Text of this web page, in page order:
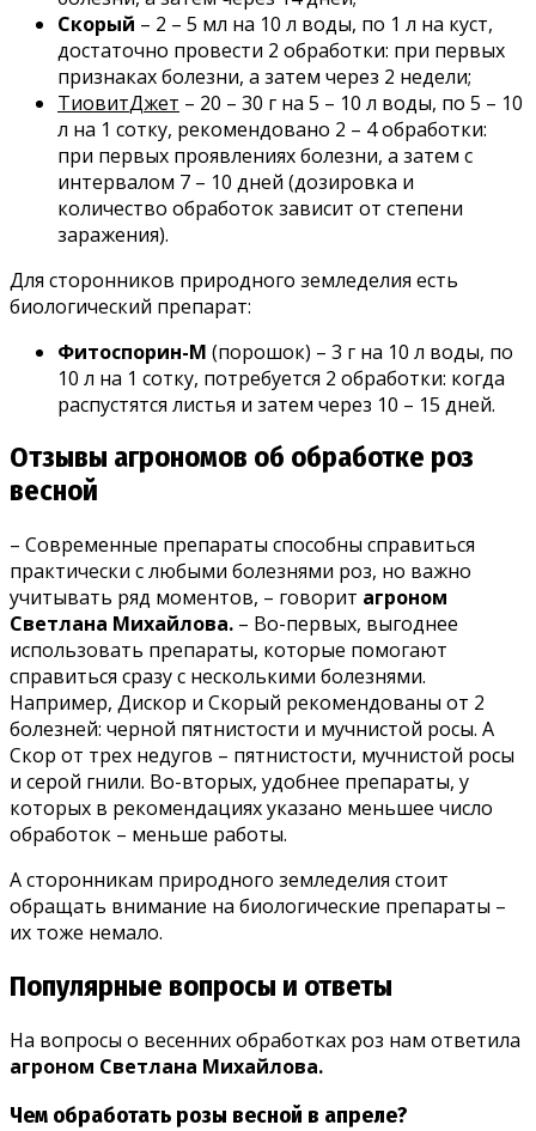
Скорый – 2 – 5 мл на 10 л воды, по 1 л на куст,
достаточно провести 2 обработки: при первых
признаках болезни, а затем через 2 недели;
ТиовитДжет – 20 – 30 г на 5 – 10 л воды, по 5 – 10
л на 1 сотку, рекомендовано 2 – 4 обработки:
при первых проявлениях болезни, а затем с
интервалом 7 – 10 дней (дозировка и
количество обработок зависит от степени
заражения).
Для сторонников природного земледелия есть
биологический препарат:
Фитоспорин-М (порошок) – 3 г на 10 л воды, по
10 л на 1 сотку, потребуется 2 обработки: когда
распустятся листья и затем через 10 – 15 дней.
Отзывы агрономов об обработке роз
весной
– Современные препараты способны справиться
практически с любыми болезнями роз, но важно
учитывать ряд моментов, – говорит агроном
Светлана Михайлова. – Во-первых, выгоднее
использовать препараты, которые помогают
справиться сразу с несколькими болезнями.
Например, Дискор и Скорый рекомендованы от 2
болезней: черной пятнистости и мучнистой росы. А
Скор от трех недугов – пятнистости, мучнистой росы
и серой гнили. Во-вторых, удобнее препараты, у
которых в рекомендациях указано меньшее число
обработок – меньше работы.
А сторонникам природного земледелия стоит
обращать внимание на биологические препараты –
их тоже немало.
Популярные вопросы и ответы
На вопросы о весенних обработках роз нам ответила
агроном Светлана Михайлова.
Чем обработать розы весной в апреле?